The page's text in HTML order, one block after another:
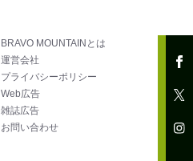
BRAVO MOUNTAINとは
運営会社
プライバシーポリシー
Web広告
雑誌広告
お問い合わせ